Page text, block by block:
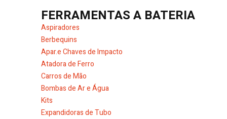
FERRAMENTAS A BATERIA
Aspiradores
Berbequins
Apar.e Chaves de Impacto
Atadora de Ferro
Carros de Mão
Bombas de Ar e Água
Kits
Expandidoras de Tubo